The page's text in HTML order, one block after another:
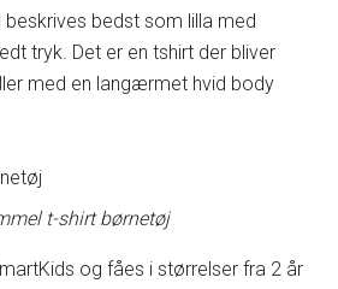
beskrives bedst som lilla med
tryk. Det er en tshirt der bliver
med en langærmet hvid body
t-shirt børnetøj
og fåes i størrelser fra 2 år